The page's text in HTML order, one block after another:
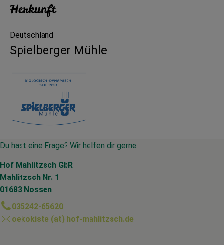
Herkunft
Deutschland
Spielberger Mühle
Du hast eine Frage? Wir helfen dir gerne:
Hof Mahlitzsch GbR
Mahlitzsch Nr. 1
01683 Nossen
035242-65620
oekokiste (at) hof-mahlitzsch.de